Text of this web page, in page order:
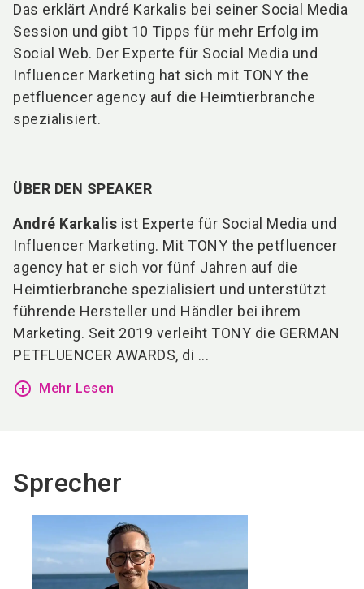
Das erklärt André Karkalis bei seiner Social Media
Session und gibt 10 Tipps für mehr Erfolg im
Social Web. Der Experte für Social Media und
Influencer Marketing hat sich mit TONY the
petfluencer agency auf die Heimtierbranche
spezialisiert.
ÜBER DEN SPEAKER
André Karkalis ist Experte für Social Media und
Influencer Marketing. Mit TONY the petfluencer
agency hat er sich vor fünf Jahren auf die
Heimtierbranche spezialisiert und unterstützt
führende Hersteller und Händler bei ihrem
Marketing. Seit 2019 verleiht TONY die GERMAN
PETFLUENCER AWARDS, di ...
add_circle_outline Mehr Lesen
Sprecher